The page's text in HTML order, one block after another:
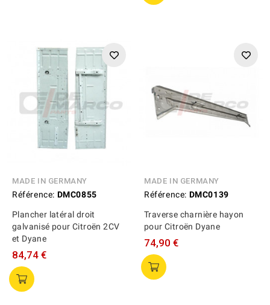
MADE IN GERMANY
Référence: DMC0855
Plancher latéral droit
galvanisé pour Citroën 2CV
et Dyane
84,74 €
MADE IN GERMANY
Référence: DMC0139
Traverse charnière hayon
pour Citroën Dyane
74,90 €